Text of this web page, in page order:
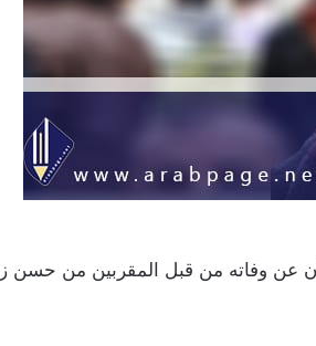
عن وفاته من قبل المقربين من حسن